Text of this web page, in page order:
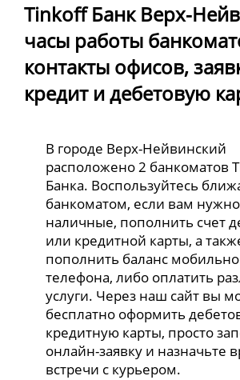
Tinkoff Банк Верх-
часы работы
контакты офисов,
кредит и дебетовую
В городе Верх-Нейвинский
расположено 2 банкоматов
Банка. Воспользуйтесь
банкоматом, если вам нужно
наличные, пополнить счет
или кредитной карты, а
пополнить баланс
телефона, либо оплатить
услуги. Через наш сайт вы
бесплатно оформить
кредитную карты, просто
онлайн-заявку и назначьте
встречи с курьером.